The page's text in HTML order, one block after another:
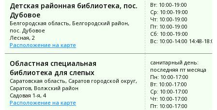
Детская районная библиотека, пос.
Дубовое
Белгородская область, Белгородский район,
пос. Дубовое
Лесная, 2
Расположение на карте
Вт: 10:00-19:00
Ср: 10:00-19:00
Чт: 10:00-19:00
Пт: 10:00-19:00
Сб: 10:00-19:00
Вс: 10:00-14:00 14:48-18:00
Областная специальная
библиотека для слепых
Саратовская область, Саратов городской округ,
Саратов, Волжский район
Садовая 1-я, 4
Расположение на карте
санитарный день:
последняя пт месяца
Пн: 10:00-17:00
Вт: 10:00-17:00
Ср: 10:00-17:00
Чт: 10:00-17:00
Пт: 10:00-17:00